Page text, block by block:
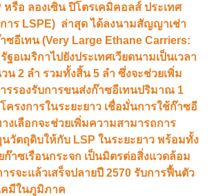
หรือ ลองเซิน ปิโตรเคมิคอลส์ ประเทศ
การ LSPE) ล่าสุด ได้ลงนามสัญญาเช่า
ซอีเทน (Very Large Ethane Carriers:
อเมริกาไปยังประเทศเวียดนามเป็นเวลา
น 2 ลำ รวมทั้งสิ้น 5 ลำ ซึ่งจะช่วยเพิ่ม
รรองรับการขนส่งก๊าซอีเทนปริมาณ 1
รงการในระยะยาว เชื่อมั่นการใช้ก๊าซอี
งเลือกจะช่วยเพิ่มความสามารถการ
วัตถุดิบให้กับ LSP ในระยะยาว พร้อมทั้ง
าซเรือนกระจก เป็นมิตรต่อสิ่งแวดล้อม
รจะแล้วเสร็จปลายปี 2570 รับการฟื้นตัว
คมีในภูมิภาค